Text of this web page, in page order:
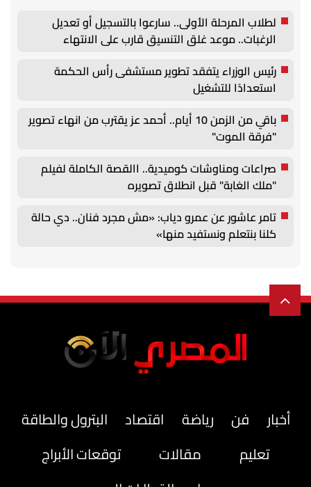
لطلاب المرحلة الأولى.. سارعوا بالتسجيل أو تعديل
الرغبات.. موعد غلق التنسيق قارب على الانتهاء
رئيس الوزراء يتفقد تطوير مستشفى رأس الحكمة
استعدادًا للتشغيل
باقي من الزمن 10 أيام.. أحمد عز يقترب من انهاء تصوير
"فرقة الموت"
صراعات ومناوشات كوميدية.. االقصة الكاملة لفيلم
"ملك الغابة" قبل انطلاق تصويره
تامر عاشور عن عمرو دياب: «مش مجرد فنان.. دي حالة
كلنا بنتعلم ونستفيد منها»
أخبار فن رياضة اقتصاد
البترول والطاقة
تعليم
مقالات
توقعات الأبراج